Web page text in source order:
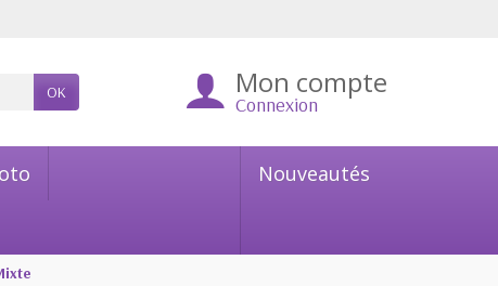
OK Mon compte
Connexion
Nouveautés